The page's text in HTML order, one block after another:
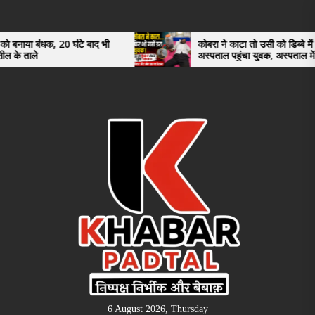
the
content
घंटे बाद भी
कोबरा ने काटा तो उसी को डिब्बे में बंद कर
अस्पताल पहुंचा युवक, अस्पताल में देखकर डॉक्टर
भी रह गए हैरान
6 August 2026, Thursday